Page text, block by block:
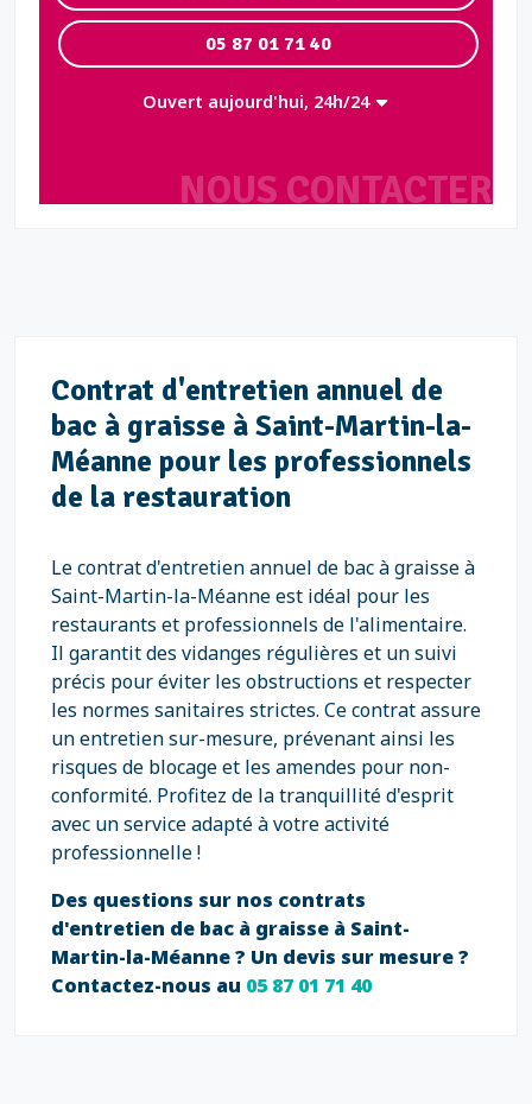
NOUS CONTACTER
05 87 01 71 40
Ouvert aujourd'hui, 24h/24
Contrat d'entretien annuel de
bac à graisse à Saint-Martin-la-
Méanne pour les professionnels
de la restauration
Le contrat d'entretien annuel de bac à graisse à
Saint-Martin-la-Méanne est idéal pour les
restaurants et professionnels de l'alimentaire.
Il garantit des vidanges régulières et un suivi
précis pour éviter les obstructions et respecter
les normes sanitaires strictes. Ce contrat assure
un entretien sur-mesure, prévenant ainsi les
risques de blocage et les amendes pour non-
conformité. Profitez de la tranquillité d'esprit
avec un service adapté à votre activité
professionnelle !
Des questions sur nos contrats
d'entretien de bac à graisse à Saint-
Martin-la-Méanne ? Un devis sur mesure ?
Contactez-nous au 05 87 01 71 40